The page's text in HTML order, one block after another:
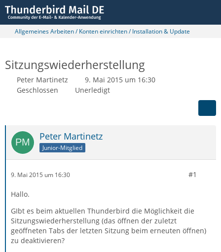
Allgemeines Arbeiten / Konten einrichten / Installation & Update
Sitzungswiederherstellung
Peter Martinetz
9. Mai 2015 um 16:30
Geschlossen
Unerledigt
Peter Martinetz
Junior-Mitglied
9. Mai 2015 um 16:30 #1
Hallo.
GIbt es beim aktuellen Thunderbird die Möglichkeit die
Sitzungswiederherstellung (das öffnen der zuletzt
geöffneten Tabs der letzten Sitzung beim erneuten öffnen)
zu deaktivieren?